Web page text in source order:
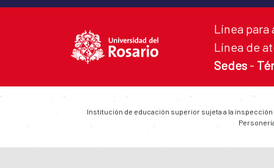
Línea para
Línea de
Sedes -
Institución de educación superior sujeta a la